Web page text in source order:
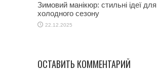
Зимовий манікюр: стильні ідеї для
холодного сезону
22.12.2025
ОСТАВИТЬ КОММЕНТАРИЙ